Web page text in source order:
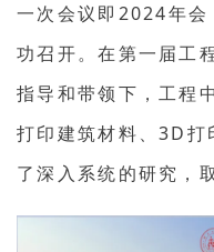
一次会议即2024年会
功召开。在第一届工
指导和带领下，工程
打印建筑材料、3D打
了深入系统的研究，